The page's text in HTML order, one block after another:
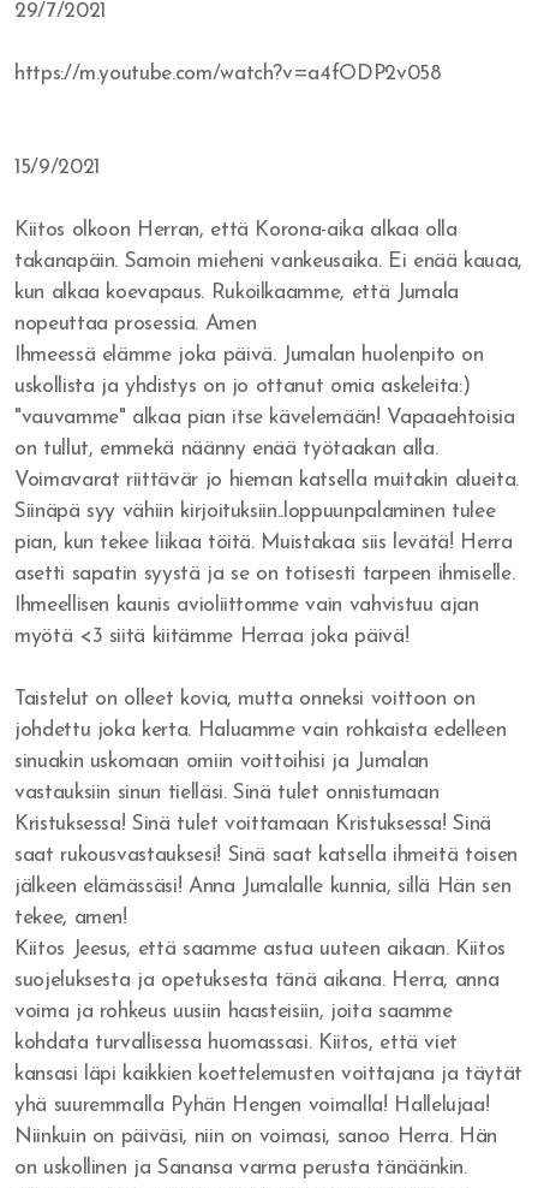
29/7/2021
https://m.youtube.com/watch?v=a4fODP2v058
15/9/2021
Kiitos olkoon Herran, että Korona-aika alkaa olla
takanapäin. Samoin mieheni vankeusaika. Ei enää kauaa,
kun alkaa koevapaus. Rukoilkaamme, että Jumala
nopeuttaa prosessia. Amen
Ihmeessä elämme joka päivä. Jumalan huolenpito on
uskollista ja yhdistys on jo ottanut omia askeleita:)
"vauvamme" alkaa pian itse kävelemään! Vapaaehtoisia
on tullut, emmekä näänny enää työtaakan alla.
Voimavarat riittävär jo hieman katsella muitakin alueita.
Siinäpä syy vähiin kirjoituksiin..loppuunpalaminen tulee
pian, kun tekee liikaa töitä. Muistakaa siis levätä! Herra
asetti sapatin syystä ja se on totisesti tarpeen ihmiselle.
Ihmeellisen kaunis avioliittomme vain vahvistuu ajan
myötä <3 siitä kiitämme Herraa joka päivä!
Taistelut on olleet kovia, mutta onneksi voittoon on
johdettu joka kerta. Haluamme vain rohkaista edelleen
sinuakin uskomaan omiin voittoihisi ja Jumalan
vastauksiin sinun tielläsi. Sinä tulet onnistumaan
Kristuksessa! Sinä tulet voittamaan Kristuksessa! Sinä
saat rukousvastauksesi! Sinä saat katsella ihmeitä toisen
jälkeen elämässäsi! Anna Jumalalle kunnia, sillä Hän sen
tekee, amen!
Kiitos Jeesus, että saamme astua uuteen aikaan. Kiitos
suojeluksesta ja opetuksesta tänä aikana. Herra, anna
voima ja rohkeus uusiin haasteisiin, joita saamme
kohdata turvallisessa huomassasi. Kiitos, että viet
kansasi läpi kaikkien koettelemusten voittajana ja täytät
yhä suuremmalla Pyhän Hengen voimalla! Hallelujaa!
Niinkuin on päiväsi, niin on voimasi, sanoo Herra. Hän
on uskollinen ja Sanansa varma perusta tänäänkin.